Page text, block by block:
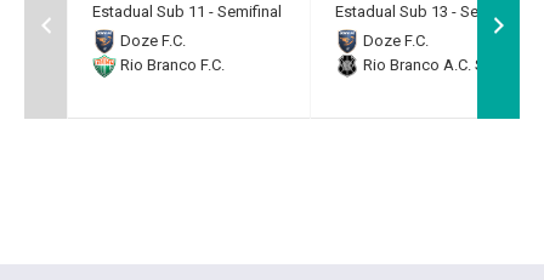
Estadual Sub 11 - Semifinal
Doze F.C.
Rio Branco F.C.
Estadual Sub 13 - Semifinal
Doze F.C.
Rio Branco A.C. SAF